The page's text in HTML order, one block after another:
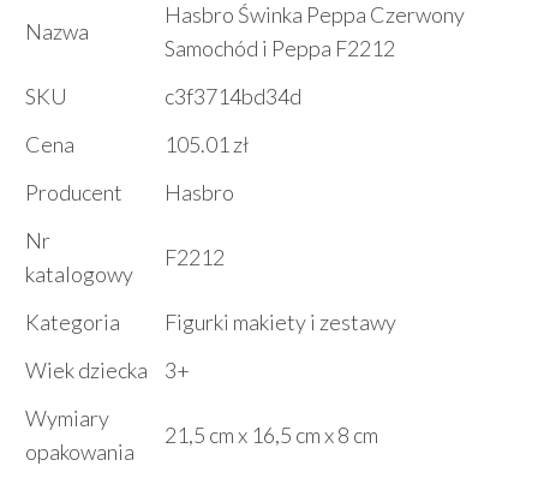
Nazwa
Hasbro Świnka Peppa Czerwony
Samochód i Peppa F2212
SKU
c3f3714bd34d
Cena
105.01 zł
Producent
Hasbro
Nr
katalogowy
F2212
Kategoria
Figurki makiety i zestawy
Wiek dziecka
3+
Wymiary
opakowania
21,5 cm x 16,5 cm x 8 cm